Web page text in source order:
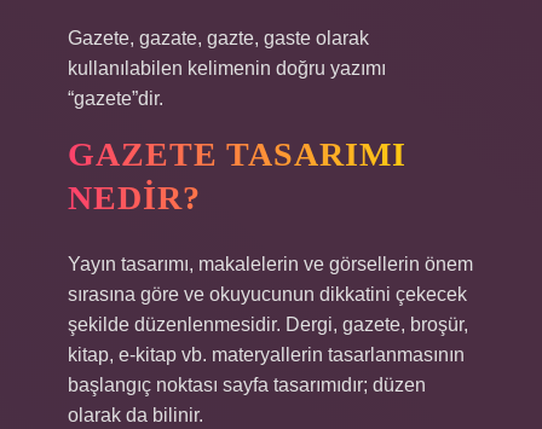
Gazete, gazate, gazte, gaste olarak
kullanılabilen kelimenin doğru yazımı
“gazete”dir.
GAZETE TASARIMI
NEDIR?
Yayın tasarımı, makalelerin ve görsellerin önem
sırasına göre ve okuyucunun dikkatini çekecek
şekilde düzenlenmesidir. Dergi, gazete, broşür,
kitap, e-kitap vb. materyallerin tasarlanmasının
başlangıç ​​noktası sayfa tasarımıdır; düzen
olarak da bilinir.